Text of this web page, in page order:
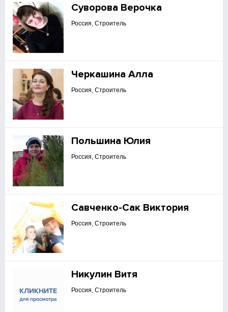
Суворова Верочка
Россия, Строитель
Черкашина Алла
Россия, Строитель
Польшина Юлия
Россия, Строитель
Савченко-Сак Виктория
Россия, Строитель
Никулин Витя
Россия, Строитель